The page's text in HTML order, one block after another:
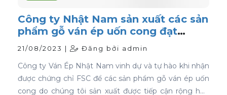
Công ty Nhật Nam sản xuất các sản
phẩm gỗ ván ép uốn cong đạt
chứng nhận FSC
21/08/2023 | Đăng bởi admin
Công ty Ván Ép Nhật Nam vinh dự và tự hào khi nhận
được chứng chỉ FSC để các sản phẩm gỗ ván ép uốn
cong do chúng tôi sản xuất được tiếp cận rộng hơn